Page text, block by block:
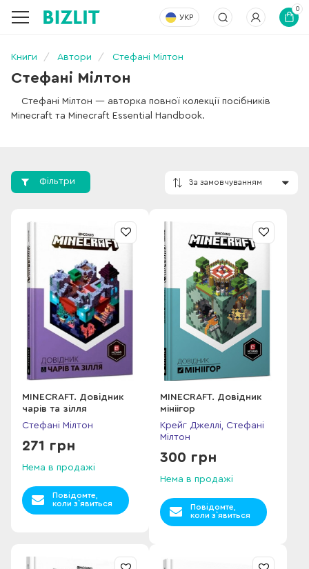
УКР
0
Книги Автори Стефані Мілтон
Стефані Мілтон
Стефані Мілтон — авторка повної колекції посібників
Minecraft та Minecraft Essential Handbook.
Фільтри
MINECRAFT. Довідник
чарів та зілля
Стефані Мілтон
271 грн
Нема в продажі
Повідомте,
коли з`явиться
MINECRAFT. Довідник
мініігор
Крейг Джеллі, Стефані
Мілтон
300 грн
Нема в продажі
Повідомте,
коли з`явиться